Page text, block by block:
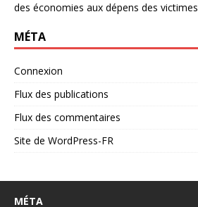
des économies aux dépens des victimes
MÉTA
Connexion
Flux des publications
Flux des commentaires
Site de WordPress-FR
MÉTA